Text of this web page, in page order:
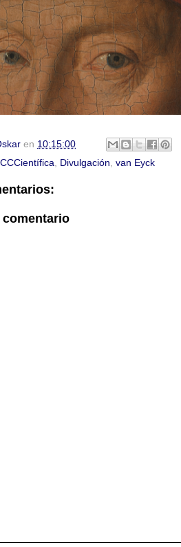
en 10:15:00
CCCientífica, Divulgación, van Eyck